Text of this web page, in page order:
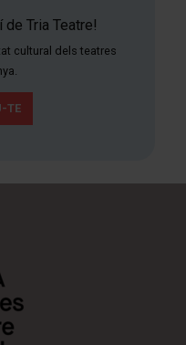
Tria Teatre!
cultural dels teatres
TE